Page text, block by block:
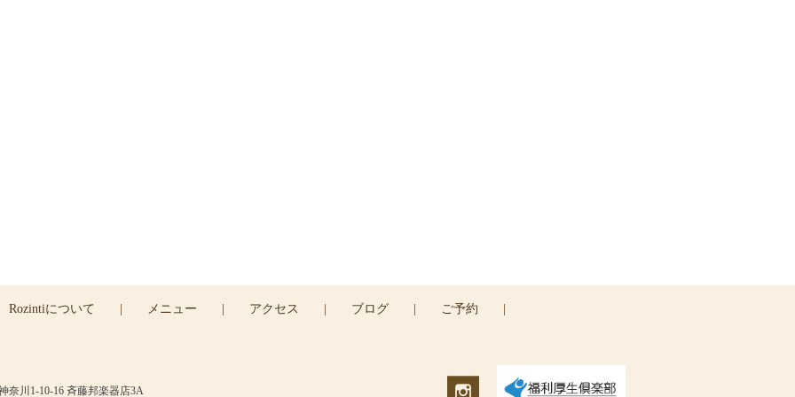
RESERVE >
Rozintiについて メニュー アクセス ブログ ご予約
奈川1-10-16 斉藤邦楽器店3A